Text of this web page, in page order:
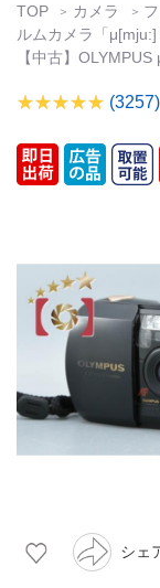
TOP カメラ
ルムカメラ「μ[mju:]
【中古】
(3257)
シェ